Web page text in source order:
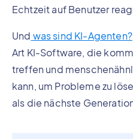
Echtzeit auf Benutzer
Und was sind KI-Agenten?
Art KI-Software, die
treffen und
kann, um Probleme zu
als die nächste